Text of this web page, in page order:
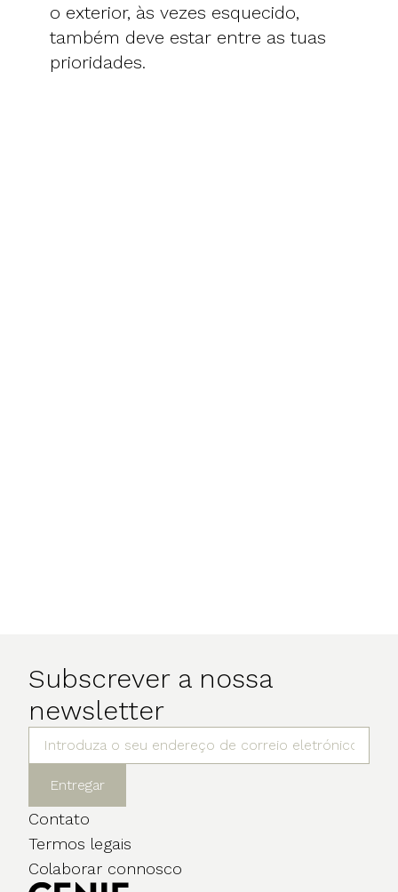
o exterior, às vezes esquecido,
também deve estar entre as tuas
prioridades.
Subscrever a nossa
newsletter
Entregar
Contato
Termos legais
Colaborar connosco